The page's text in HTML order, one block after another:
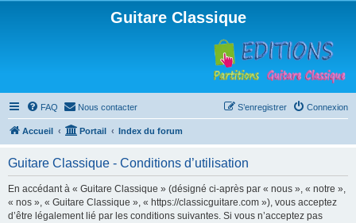
Guitare Classique
FAQ Nous contacter Connexion
S’enregistrer
Accueil Portail Index du forum
Guitare Classique - Conditions d’utilisation
En accédant à « Guitare Classique » (désigné ci-après par « nous », « notre »,
« nos », « Guitare Classique », « https://classicguitare.com »), vous acceptez
d’être légalement lié par les conditions suivantes. Si vous n’acceptez pas